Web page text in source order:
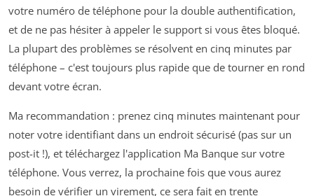
votre numéro de téléphone pour la double authentification,
et de ne pas hésiter à appeler le support si vous êtes bloqué.
La plupart des problèmes se résolvent en cinq minutes par
téléphone – c'est toujours plus rapide que de tourner en rond
devant votre écran.
Ma recommandation : prenez cinq minutes maintenant pour
noter votre identifiant dans un endroit sécurisé (pas sur un
post-it !), et téléchargez l'application Ma Banque sur votre
téléphone. Vous verrez, la prochaine fois que vous aurez
besoin de vérifier un virement, ce sera fait en trente